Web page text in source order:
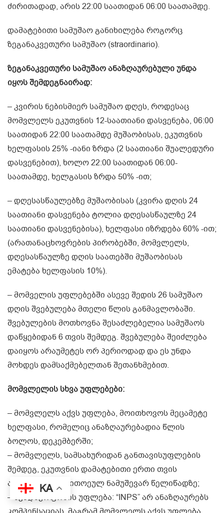
ძირითადად, არის 22:00 საათიდან 06:00 საათამდე.
დამატებითი სამუშაო განიხილება როგორც
ზეგანაკვეთური სამუშაო (straordinario).
ზეგანაკვეთური სამუშაო ანაზღაურებული უნდა
იყოს შემდეგნაირად:
– კვირის ნებისმიერ სამუშაო დღეს, როდესაც
მომვლელს ეკუთვნის 12-საათიანი დასვენება, 06:00
საათიდან 22:00 საათამდე მუშაობისას, ეკუთვნის
ხელფასის 25% -იანი ზრდა (2 საათიანი შუალედური
დასვენებით), ხოლო 22:00 საათიდან 06:00-
საათამდე, ხელგასის ზრდა 50% -ით;
– დღესასწაულებზე მუშაობისას (კვირა დღის 24
საათიანი დასვენება ტოლია დღესასწაულზე 24
საათიანი დასვენებისა), ხელფასი იზრდება 60% -ით;
(არათანაცხოვრების პირობებში, მომვლელს,
დღესასწაულზე დღის საათებში მუშაობისას
ემატება ხელფასის 10%).
– მომველის უფლებებში ასევე შედის 26 სამუშაო
დღის შვებულება მთელი წლის განმავლობაში.
შვებულების მოთხოვნა შესაძლებელია სამუშაოს
დაწყებიდან 6 თვის შემდეგ. შვებულება შეიძლება
დაიყოს არაუმეტეს ორ პერიოდად და ეს უნდა
მოხდეს დამსაქმებელთან შეთანხმებით.
მომვლელის სხვა უფლებები:
– მომვლელს აქვს უფლება, მოითხოვოს მეცამეტე
ხელფასი, რომელიც ანაზღაურებადია წლის
ბოლოს, დეკემბერში;
– მომვლელს, სამსახურიდან განთავისუფლების
შემდეგ, ეკუთვნის დამატებითი ერთი თვის
ანაზღაურება თითოეულ ნამუშევარ წელიწადზე;
– ავადმყოფობის უფლება: “INPS” არ ანაზღაურებს
KA